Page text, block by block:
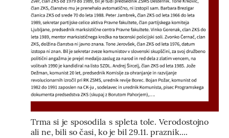
Trma si je sposodila s spleta tole. Verodostojno
ali ne, bili so časi, ko je bil 29.11. praznik....